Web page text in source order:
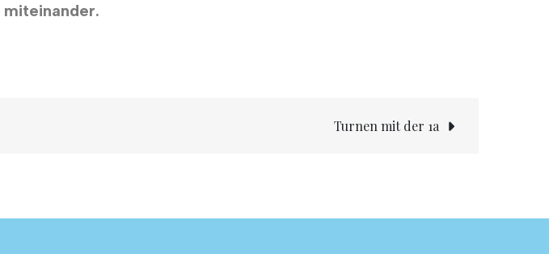
Turnen mit der 1a